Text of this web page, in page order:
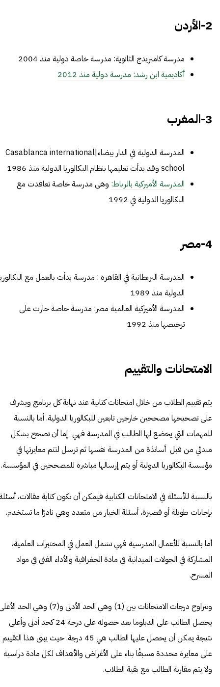
2-الأردن
مدرسة كامبريدج الثانوية: مدرسة خاصة دولية منذ 2004
أكاديمية ابن رشد: مدرسة دولية منذ 2012
3-المغرب
المدرسة الدولية في الدار بيضاء|Casablanca international
school وقد بدأت تعليمها بنظام البكالوريا الدولية منذ 1986
المدرسة الأميركية بالرباط: وهي مدرسة خاصة تعاقدت مع
البكالوريا الدولية في 1992
4-مصر
المدرسة البريطانية في القاهرة : مدرسة بدأت بالعمل مع
الدولية منذ 1989
المدرسة الأميركية العالمية مصر: مدرسة خاصة حازت على
ترخيصها منذ 1992
الامتحانات والتقييم
يتمتقييم الطلاب من خلال امتحانات كتابية عند نهاية كل برنامج ويشرف
على تصحيحها مصححين خارجين تابعين للبكالوريا الدولية. أما بالنسبة
للمهمات التي يخضع لها الطالب في المدرسة فهي إما أن تصحح بشكل
مبدئي من قبل أساتذة من المدرسة نفسها ثم ترسل لتتم معايرتها في
مؤسسة البكالوريا الدولية أو يتم إرسالها مباشرة للمصححين في المؤسسة.
بالنسبة للأسئلة في الامتحانات الكتابية فيمكن أن تكون كتابة مقالات،
بإجابات طويلة أو قصيرة، أسئلة الخيار من متعدد وهي نادرًا ما تستخدم.
أما بالنسبة للأعمال المدرسية فهي تشمل العمل في المختبرات العلمية،
المشاركة في الجولات الميدانية في مادة الجغرافية والأداء الفني في مواد
المسرح.
وتتراوح درجات الامتحانات بين (1) وهي الحد الأدنى و(7) وهي الحد
يحصل الطالب على الدبلوما بعد حصوله على درجة 24 كحد أدنى وأعلى
نتيجة يمكن أن يحصل عليها الطالب هي 45 درجة. حيث يبنى هذا التقييم
على معايرة محددة مسبقًا بناء على الأغراض والأهداف لكل مادة دراسية
ولا يتم مقارنة الطالب مع بقية الطلاب.